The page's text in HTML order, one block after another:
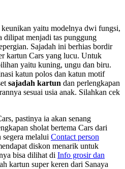
yaitu modelnya dwi fungsi,
dilipat menjadi tas punggung
Sajadah ini berhias bordir
kartun Cars yang lucu. Untuk
yaitu kuning, ungu dan biru.
katun polos dan katun motif
sajadah kartun dan perlengkapan
sesuai usia anak. Silahkan cek
pastinya ia akan senang
sholat bertema Cars dari
segera melalui Contact person
diskon menarik untuk
bisa dilihat di Info grosir dan
kartun super keren dari Sanaya